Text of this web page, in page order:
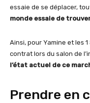
essaie de se déplacer,
monde essaie de
Ainsi, pour Yamine et les
contrat lors du salon de
l’état actuel de ce
Prendre en